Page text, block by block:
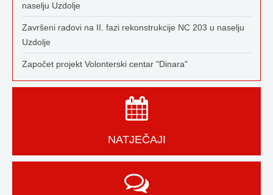
naselju Uzdolje
Završeni radovi na II. fazi rekonstrukcije NC 203 u naselju
Uzdolje
Započet projekt Volonterski centar "Dinara"
NATJEČAJI